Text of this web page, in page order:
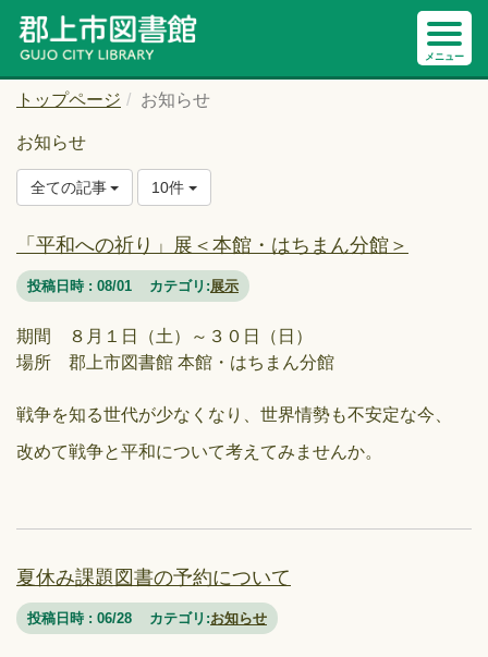
トップページ お知らせ
お知らせ
全ての記事 10件
「平和への祈り」展＜本館・はちまん分館＞
投稿日時 : 08/01 カテゴリ:展示
期間 ８月１日（土）～３０日（日）
場所 郡上市図書館 本館・はちまん分館
戦争を知る世代が少なくなり、世界情勢も不安定な今、
改めて戦争と平和について考えてみませんか。
夏休み課題図書の予約について
投稿日時 : 06/28 カテゴリ:お知らせ